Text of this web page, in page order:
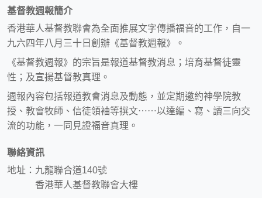
基督教週報簡介
香港華人基督教聯會為全面推展文字傳播福音的工作，自一
九六四年八月三十日創辦《基督教週報》。
《基督教週報》的宗旨是報道基督教消息；培育基督徒靈
性；及宣揚基督教真理。
週報內容包括報道教會消息及動態，並定期邀約神學院教
授、教會牧師、信徒領袖等撰文⋯⋯以達編、寫、讀三向交
流的功能，一同見證福音真理。
聯絡資訊
地址：九龍聯合道140號
香港華人基督教聯會大樓